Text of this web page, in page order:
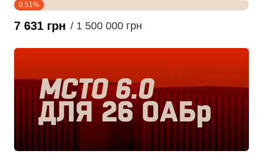
0.51%
7 631 грн / 1 500 000 грн